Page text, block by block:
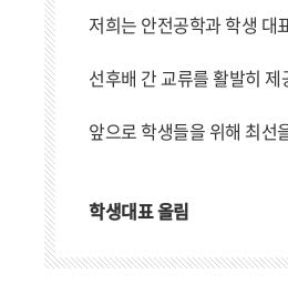
저희는 안전공학과 학생 대
선후배 간 교류를 활발히
앞으로 학생들을 위해 최선
학생대표 올림